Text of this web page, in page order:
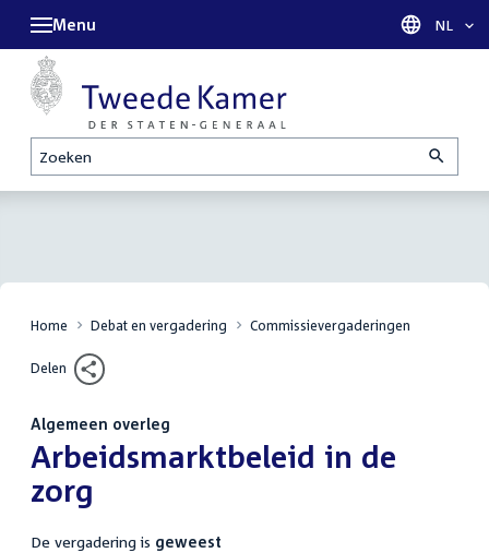
Zoeken
Menu Taal
NL
Home Debat en vergadering Commissievergaderingen
Delen
Algemeen overleg
Arbeidsmarktbeleid in de
zorg
De vergadering is geweest